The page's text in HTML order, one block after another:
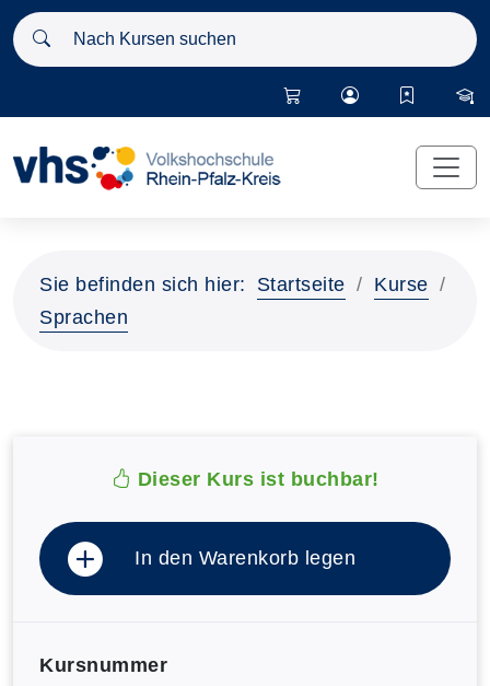
Nach Kursen suchen
Sie befinden sich hier: Startseite
Kurse
Sprachen
Dieser Kurs ist buchbar!
In den Warenkorb legen
Kursnummer